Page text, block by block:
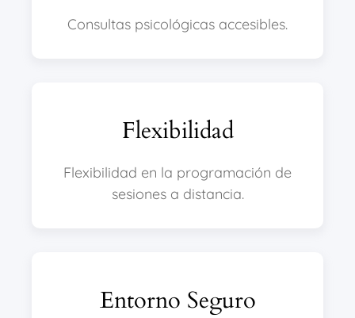
Consultas psicológicas accesibles.
Flexibilidad
Flexibilidad en la programación de
sesiones a distancia.
Entorno Seguro